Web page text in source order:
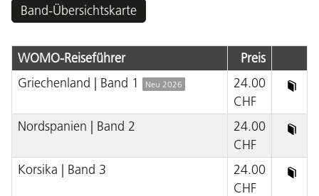
Band-Übersichtskarte
WOMO-Reiseführer
Preis
Griechenland | Band 1
Neu 2026
24.00
CHF
Nordspanien | Band 2
24.00
CHF
Korsika | Band 3
24.00
CHF